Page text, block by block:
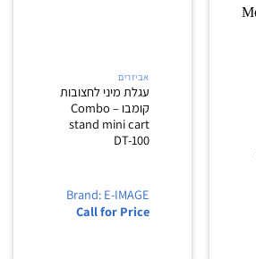
אביזרים
עגלת מיני לחצובות
קומבו – Combo
stand mini cart
DT-100
Brand: E-IMAGE
Call for Price